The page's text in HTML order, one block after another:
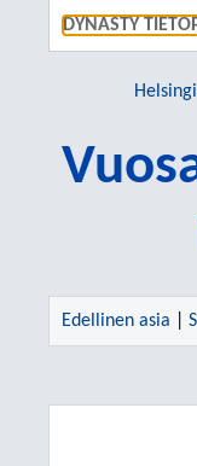
DYNASTY
Edellinen asia